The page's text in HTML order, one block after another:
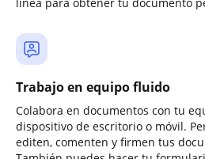
Trabajo en equipo fluido
Colabora en documentos con tu
dispositivo de escritorio o móvil.
editen, comenten y firmen tus